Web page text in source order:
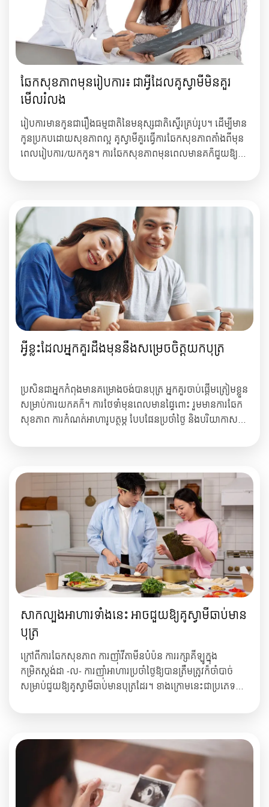
ឆែកសុខភាពមុនរៀបការ៖ ជាអ្វីដែលគូស្វាមីមិនគួរ
មើលរំលង
រៀបការមានកូនជារឿងធម្មជាតិនៃមនុស្សជាតិស្ទើរគ្រប់រូប។ ដើម្បីមាន
កូនប្រកបដោយសុខភាពល្អ គូស្វាមីគួរធ្វើការឆែកសុខភាពតាំងពីមុន
ពេលរៀបការ/យកកូន។ ការឆែកសុខភាពមុនពេលមានគក៌ជួយឱ្យគូ
ជំងឺឆ្លងជាដើម។ តេស្ដអ្វីខ្លះដែលលោកអ្នកគួរឆែកមុនពេលរៀបការ/
អ្វីខ្លះដែលអ្នកគួរដឹងមុននឹងសម្រេចចិត្តយកបុត្រ
ប្រសិនជាអ្នកកំពុងមានគម្រោងចង់បានបុត្រ អ្នកគួរចាប់ផ្ដើមត្រៀមខ្លួន
សម្រាប់ការយកគក៌។ ការថែទាំមុនពេលមានផ្ទៃពោះ រួមមានការឆែក
សុខភាព ការកំណត់អាហារូបត្ថម្ភ បែបផែនប្រចាំថ្ងៃ និងបរិយាកាស
តែស្រ្តីមួយចំនួនទៀតអាចប្រើពេលយូរខែឆ្នាំក្នុងការមានលទ្ធ
សាកល្បងអាហារទាំងនេះ អាចជួយឱ្យគូស្វាមីឆាប់មាន
បុត្រ
ក្រៅពីការឆែកសុខភាព ការញ៉ាំវីតាមីនបំប៉ន ការរក្សាគីឡូក្នុង
កម្រិតស្ដង់ដា -ល- ការញ៉ាំអាហារប្រចាំថ្ងៃឱ្យបានត្រឹមត្រូវក៏ចាំបាច់
សម្រាប់ជួយឱ្យគូស្វាមីឆាប់មានបុត្រដែរ។ ខាងក្រោមនេះជាប្រភេទ
និងហ្វូឡេត ជួយរក្សាលំនឹងអរម៉ូនក្នុងរាងកាយ សារជាតិ p...